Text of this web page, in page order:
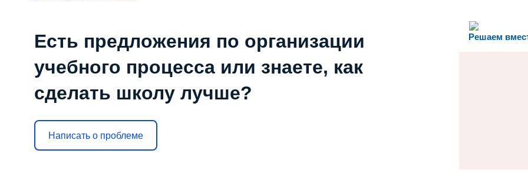
Решаем
Есть предложения по организации
учебного процесса или знаете, как
сделать школу лучше?
Написать о проблеме